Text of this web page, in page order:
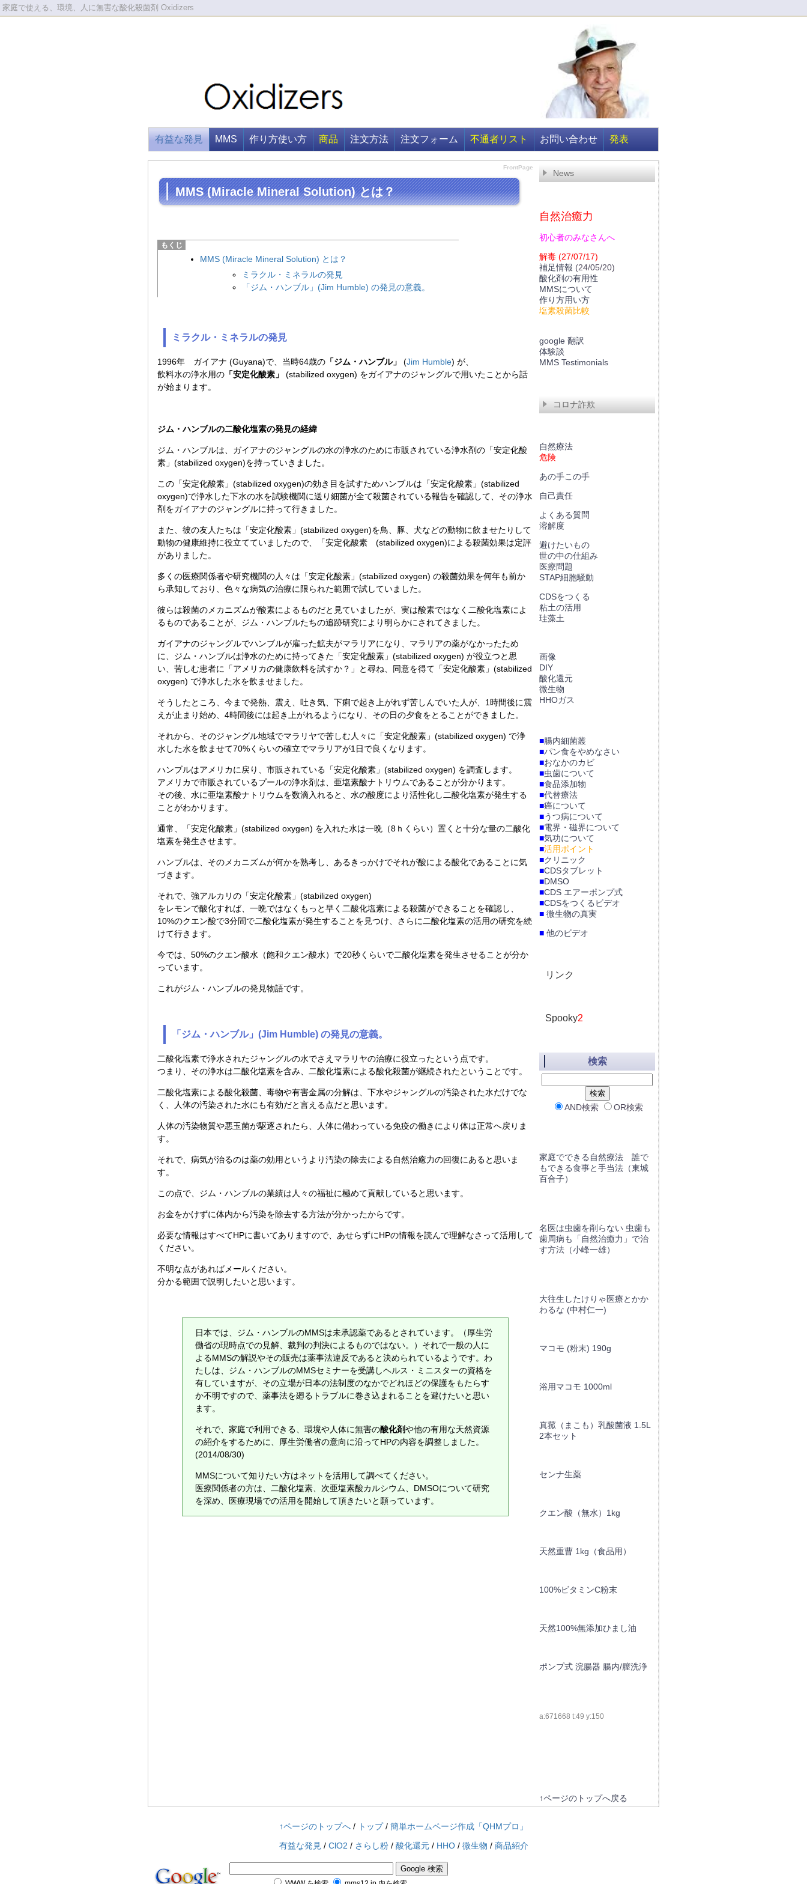
家庭で使える、環境、人に無害な酸化殺菌剤 Oxidizers
有益な発見 MMS 作り方使い方 商品 注文方法 注文フォーム 不通者リスト お問い合わせ 発表
FrontPage
MMS (Miracle Mineral Solution) とは？
MMS (Miracle Mineral Solution) とは？
ミラクル・ミネラルの発見
「ジム・ハンブル」(Jim Humble) の発見の意義。
ミラクル・ミネラルの発見
1996年 ガイアナ (Guyana)で、当時64歳の 「ジム・ハンブル」 (Jim Humble) が、
飲料水の浄水用の 「安定化酸素」
(stabilized oxygen) をガイアナのジャングルで用いたことから話
が始まります。
ジム・ハンブルの二酸化塩素の発見の経緯
ジム・ハンブルは、ガイアナのジャングルの水の浄水のために市販されている浄水剤の「安定化酸
素」(stabilized oxygen)を持っていきました。
この「安定化酸素」(stabilized oxygen)の効き目を試すためハンブルは「安定化酸素」(stabilized
oxygen)で浄水した下水の水を試験機関に送り細菌が全て殺菌されている報告を確認して、その浄水
剤をガイアナのジャングルに持って行きました。
また、彼の友人たちは「安定化酸素」(stabilized oxygen)を鳥、豚、犬などの動物に飲ませたりして
動物の健康維持に役立てていましたので、「安定化酸素 (stabilized oxygen)による殺菌効果は定評
がありました。
多くの医療関係者や研究機関の人々は「安定化酸素」(stabilized oxygen) の殺菌効果を何年も前か
ら承知しており、色々な病気の治療に限られた範囲で試していました。
彼らは殺菌のメカニズムが酸素によるものだと見ていましたが、実は酸素ではなく二酸化塩素によ
るものであることが、ジム・ハンブルたちの追跡研究により明らかにされてきました。
ガイアナのジャングルでハンブルが雇った鉱夫がマラリアになり、マラリアの薬がなかったため
に、ジム・ハンブルは浄水のために持ってきた「安定化酸素」(stabilized oxygen) が役立つと思
い、苦しむ患者に「アメリカの健康飲料を試すか？」と尋ね、同意を得て「安定化酸素」(stabilized
oxygen) で浄水した水を飲ませました。
そうしたところ、今まで発熱、震え、吐き気、下痢で起き上がれず苦しんでいた人が、1時間後に震
えが止まり始め、4時間後には起き上がれるようになり、その日の夕食をとることができました。
それから、そのジャングル地域でマラリヤで苦しむ人々に「安定化酸素」(stabilized oxygen) で浄
水した水を飲ませて70%くらいの確立でマラリアが1日で良くなります。
ハンブルはアメリカに戻り、市販されている「安定化酸素」(stabilized oxygen) を調査します。
アメリカで市販されているプールの浄水剤は、亜塩素酸ナトリウムであることが分かります。
その後、水に亜塩素酸ナトリウムを数滴入れると、水の酸度により活性化し二酸化塩素が発生する
ことがわかります。
通常、「安定化酸素」(stabilized oxygen) を入れた水は一晩（8ｈくらい）置くと十分な量の二酸化
塩素を発生させます。
ハンブルは、そのメカニズムが何かを熟考し、あるきっかけでそれが酸による酸化であることに気
づきます。
それで、強アルカリの「安定化酸素」(stabilized oxygen)
をレモンで酸化すれば、一晩ではなくもっと早く二酸化塩素による殺菌ができることを確認し、
10%のクエン酸で3分間で二酸化塩素が発生することを見つけ、さらに二酸化塩素の活用の研究を続
けて行きます。
今では、50%のクエン酸水（飽和クエン酸水）で20秒くらいで二酸化塩素を発生させることが分か
っています。
これがジム・ハンブルの発見物語です。
「ジム・ハンブル」(Jim Humble) の発見の意義。
二酸化塩素で浄水されたジャングルの水でさえマラリヤの治療に役立ったという点です。
つまり、その浄水は二酸化塩素を含み、二酸化塩素による酸化殺菌が継続されたということです。
二酸化塩素による酸化殺菌、毒物や有害金属の分解は、下水やジャングルの汚染された水だけでな
く、人体の汚染された水にも有効だと言える点だと思います。
人体の汚染物質や悪玉菌が駆逐されたら、人体に備わっている免疫の働きにより体は正常へ戻りま
す。
それで、病気が治るのは薬の効用というより汚染の除去による自然治癒力の回復にあると思いま
す。
この点で、ジム・ハンブルの業績は人々の福祉に極めて貢献していると思います。
お金をかけずに体内から汚染を除去する方法が分かったからです。
必要な情報はすべてHPに書いてありますので、あせらずにHPの情報を読んで理解なさって活用して
ください。
不明な点があればメールください。
分かる範囲で説明したいと思います。
日本では、ジム・ハンブルのMMSは未承認薬であるとされています。（厚生労
働省の現時点での見解、裁判の判決によるものではない。）それで一般の人に
よるMMSの解説やその販売は薬事法違反であると決められているようです。わ
たしは、ジム・ハンブルのMMSセミナーを受講しヘルス・ミニスターの資格を
有していますが、その立場が日本の法制度のなかでどれほどの保護をもたらす
か不明ですので、薬事法を廻るトラブルに巻き込まれることを避けたいと思い
ます。
それで、家庭で利用できる、環境や人体に無害の酸化剤や他の有用な天然資源
の紹介をするために、厚生労働省の意向に沿ってHPの内容を調整しました。
(2014/08/30)
MMSについて知りたい方はネットを活用して調べてください。
医療関係者の方は、二酸化塩素、次亜塩素酸カルシウム、DMSOについて研究
を深め、医療現場での活用を開始して頂きたいと願っています。
News
自然治癒力
初心者のみなさんへ
解毒 (27/07/17)
補足情報 (24/05/20)
酸化剤の有用性
MMSについて
作り方用い方
塩素殺菌比較
google 翻訳
体験談
MMS Testimonials
コロナ詐欺
自然療法
危険
あの手この手
自己責任
よくある質問
溶解度
避けたいもの
世の中の仕組み
医療問題
STAP細胞騒動
CDSをつくる
粘土の活用
珪藻土
画像
DIY
酸化還元
微生物
HHOガス
■腸内細菌叢
■パン食をやめなさい
■おなかのカビ
■虫歯について
■食品添加物
■代替療法
■癌について
■うつ病について
■電界・磁界について
■気功について
■活用ポイント
■クリニック
■CDSタブレット
■DMSO
■CDS エアーポンプ式
■CDSをつくるビデオ
■ 微生物の真実
■ 他のビデオ
リンク
Spooky2
検索
AND検索 OR検索
家庭でできる自然療法 誰で
もできる食事と手当法（東城
百合子）
名医は虫歯を削らない 虫歯も
歯周病も「自然治癒力」で治
す方法（小峰一雄）
大往生したけりゃ医療とかか
わるな (中村仁一)
マコモ (粉末) 190g
浴用マコモ 1000ml
真菰（まこも）乳酸菌液 1.5L
2本セット
センナ生薬
クエン酸（無水）1kg
天然重曹 1kg（食品用）
100%ビタミンC粉末
天然100%無添加ひまし油
ポンプ式 浣腸器 腸内/膣洗浄
a:671668 t:49 y:150
↑ページのトップへ戻る
↑ページのトップへ / トップ/ 簡単ホームページ作成「QHMプロ」
有益な発見 / ClO2 / さらし粉/ 酸化還元/ HHO/ 微生物 / 商品紹介